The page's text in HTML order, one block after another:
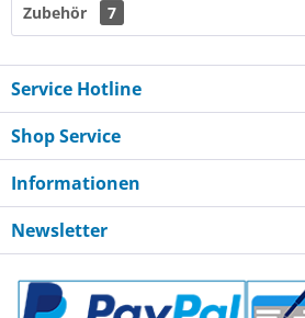
Zubehör 7
Service Hotline
Shop Service
Informationen
Newsletter